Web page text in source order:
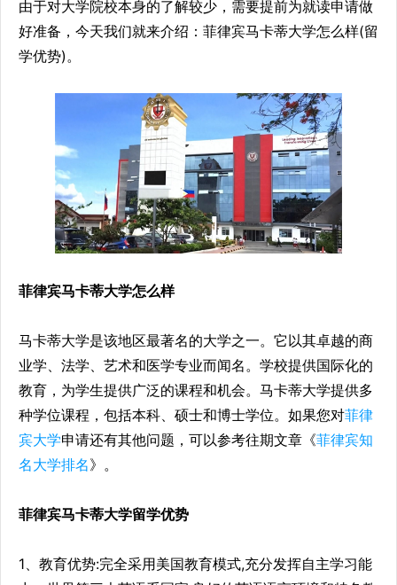
由于对大学院校本身的了解较少，需要提前为就读申请做
好准备，今天我们就来介绍：菲律宾马卡蒂大学怎么样(留
学优势)。
菲律宾马卡蒂大学怎么样
马卡蒂大学是该地区最著名的大学之一。它以其卓越的商
业学、法学、艺术和医学专业而闻名。学校提供国际化的
教育，为学生提供广泛的课程和机会。马卡蒂大学提供多
种学位课程，包括本科、硕士和博士学位。如果您对菲律
宾大学申请还有其他问题，可以参考往期文章《菲律宾知
名大学排名》。
菲律宾马卡蒂大学留学优势
1、教育优势:完全采用美国教育模式,充分发挥自主学习能